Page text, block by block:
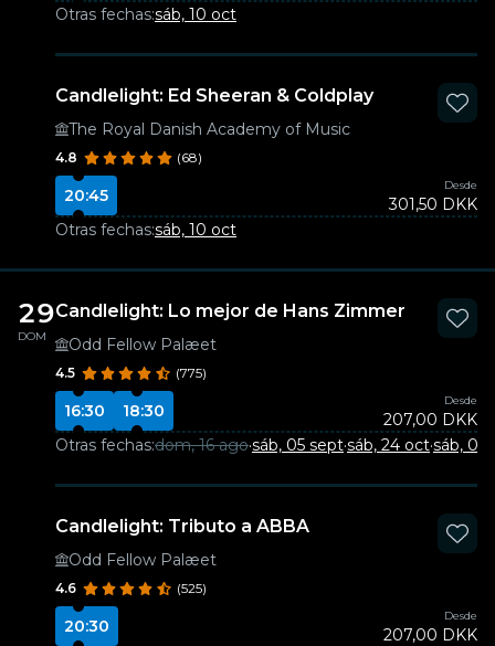
Otras fechas:sáb, 10 oct
Candlelight: Ed Sheeran & Coldplay
The Royal Danish Academy of Music
4.8 (68)
20:45
Desde
301,50 DKK
Otras fechas:sáb, 10 oct
29
DOM
Candlelight: Lo mejor de Hans Zimmer
Odd Fellow Palæet
4.5 (775)
16:30 18:30
Desde
207,00 DKK
Otras fechas:dom, 16 ago·sáb, 05 sept·sáb, 24 oct·sáb, 05
Candlelight: Tributo a ABBA
Odd Fellow Palæet
4.6 (525)
20:30
Desde
207,00 DKK